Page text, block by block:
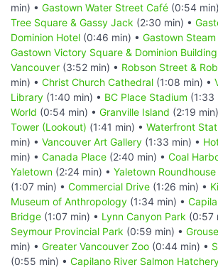
min) • Gastown Water Street Café (0:54
Tree Square & Gassy Jack (2:30 min) •
Dominion Hotel (0:46 min) • Gastown
Gastown Victory Square & Dominion Building
Vancouver (3:52 min) • Robson Street &
min) • Christ Church Cathedral (1:08 min) •
Library (1:40 min) • BC Place Stadium (1:33
World (0:54 min) • Granville Island (2:19
Tower (Lookout) (1:41 min) • Waterfront
min) • Vancouver Art Gallery (1:33 min) •
min) • Canada Place (2:40 min) • Coal
Yaletown (2:24 min) • Yaletown
(1:07 min) • Commercial Drive (1:26 min) •
Museum of Anthropology (1:34 min) •
Bridge (1:07 min) • Lynn Canyon Park (0:57
Seymour Provincial Park (0:59 min) •
min) • Greater Vancouver Zoo (0:44 min) •
(0:55 min) • Capilano River Salmon